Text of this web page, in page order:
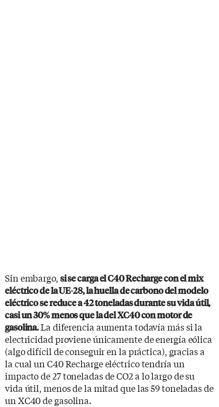
Sin embargo, si se carga el C40 Recharge con el mix
eléctrico de la UE-28, la huella de carbono del modelo
eléctrico se reduce a 42 toneladas durante su vida útil,
casi un 30% menos que la del XC40 con motor de
gasolina.La diferencia aumenta todavía más si la
electricidad proviene únicamente de energía eólica
(algo difícil de conseguir en la práctica), gracias a
la cual un C40 Recharge eléctrico tendría un
impacto de 27 toneladas de CO2 a lo largo de su
vida útil, menos de la mitad que las 59 toneladas de
un XC40 de gasolina.